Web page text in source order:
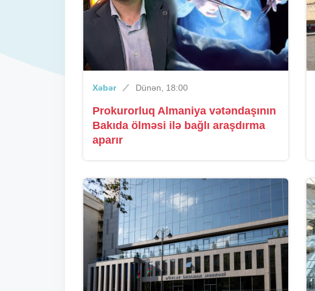
Xəbər Dünən, 18:00
Prokurorluq Almaniya vətəndaşının
Bakıda ölməsi ilə bağlı araşdırma
aparır